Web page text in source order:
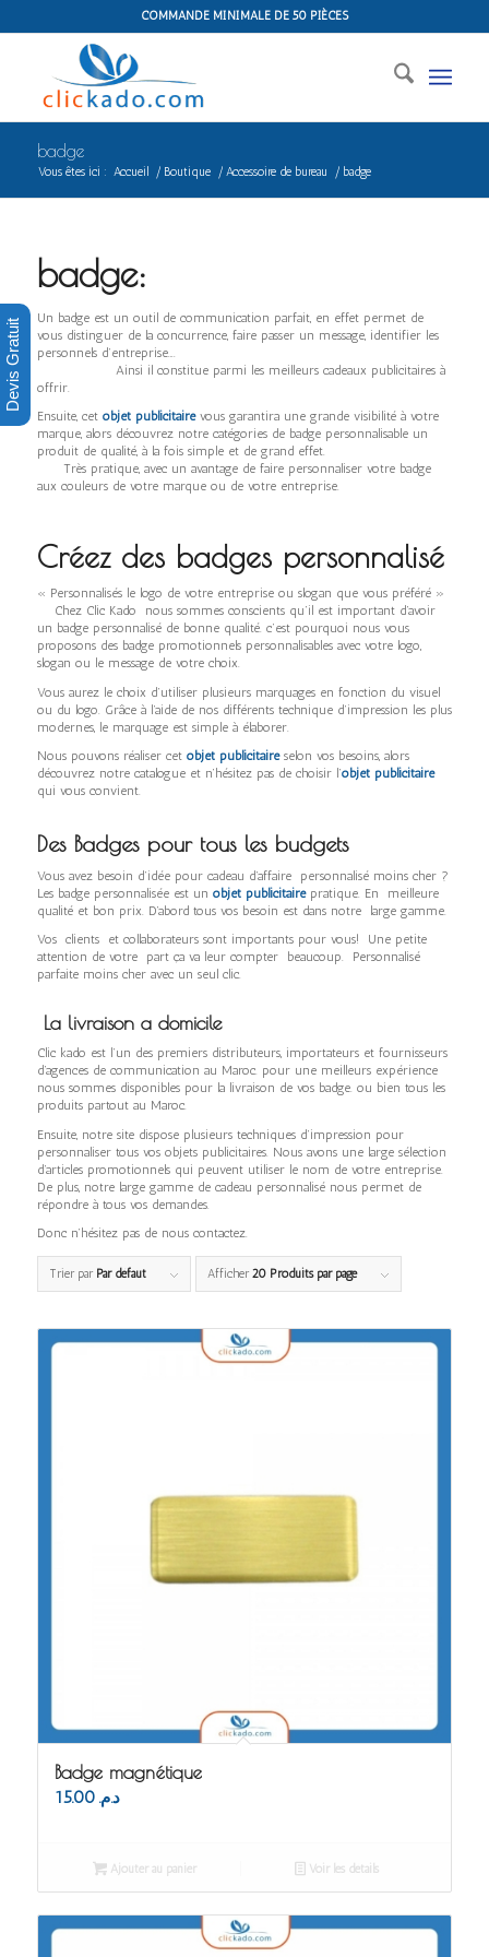
COMMANDE MINIMALE DE 50 PIÈCES
badge
Vous êtes ici : Accueil / Boutique / Accessoire de bureau / badge
badge:
Un badge est un outil de communication parfait, en effet permet de
vous distinguer de la concurrence, faire passer un message, identifier les
personnels d’entreprise….
Ainsi il constitue parmi les meilleurs cadeaux publicitaires à
offrir.
Ensuite, cet objet publicitairevous garantira une grande visibilité à votre
marque, alors découvrez notre catégories de badge personnalisable un
produit de qualité, à la fois simple et de grand effet.
Très pratique, avec un avantage de faire personnaliser votre badge
aux couleurs de votre marque ou de votre entreprise.
Créez des badges personnalisé
« Personnalisés le logo de votre entreprise ou slogan que vous préféré »
Chez Clic Kado nous sommes conscients qu’il est important d’avoir
un badge personnalisé de bonne qualité. c’est pourquoi nous vous
proposons des badge promotionnels personnalisables avec votre logo,
slogan ou le message de votre choix.
Vous aurez le choix d’utiliser plusieurs marquages en fonction du visuel
ou du logo. Grâce à l’aide de nos différents technique d’impression les plus
modernes, le marquage est simple à élaborer.
Nous pouvons réaliser cet objet publicitaire selon vos besoins, alors
découvrez notre catalogue et n’hésitez pas de choisir l’objet publicitaire
qui vous convient.
Des Badges pour tous les budgets
Vous avez besoin d’idée pour cadeau d’affaire personnalisé moins cher ?
Les badge personnalisée est un objet publicitairepratique. En meilleure
qualité et bon prix. D’abord tous vos besoin est dans notre large gamme.
Vos clients et collaborateurs sont importants pour vous! Une petite
attention de votre part ça va leur compter beaucoup. Personnalisé
parfaite moins cher avec un seul clic.
La livraison a domicile
Clic kado est l’un des premiers distributeurs, importateurs et fournisseurs
d’agences de communication au Maroc. pour une meilleurs expérience
nous sommes disponibles pour la livraison de vos badge. ou bien tous les
produits partout au Maroc.
Ensuite, notre site dispose plusieurs techniques d’impression pour
personnaliser tous vos objets publicitaires. Nous avons une large sélection
d’articles promotionnels qui peuvent utiliser le nom de votre entreprise.
De plus, notre large gamme de cadeau personnalisé nous permet de
répondre à tous vos demandes.
Donc n’hésitez pas de nous contactez.
Trier par Par défaut Afficher 20 Produits par page
Badge magnétique
د.م. 15.00
Ajouter au panier Voir les détails
Devis Gratuit